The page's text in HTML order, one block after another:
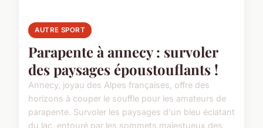
AUTRE SPORT
Parapente à annecy : survoler
des paysages époustouflants !
Annecy, joyau des Alpes françaises, offre des
horizons à couper le souffle pour les amateurs de
parapente. Survoler les paysages d'un bleu éclatant
du lac, entouré par les sommets majestueux des